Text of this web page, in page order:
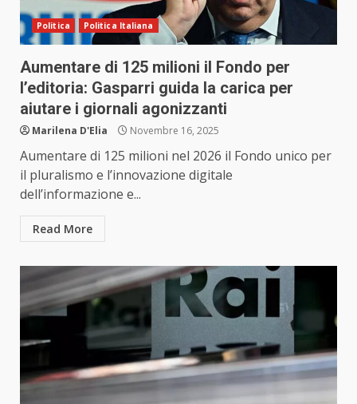
Politica Politica Italiana
Aumentare di 125 milioni il Fondo per
l’editoria: Gasparri guida la carica per
aiutare i giornali agonizzanti
Marilena D'Elia Novembre 16, 2025
Aumentare di 125 milioni nel 2026 il Fondo unico per
il pluralismo e l’innovazione digitale
dell’informazione e...
Read More